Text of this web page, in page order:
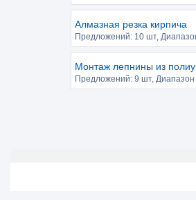
Алмазная резка кирпича
Предложений: 10 шт,
Монтаж лепнины из
Предложений: 9 шт, Диапазон